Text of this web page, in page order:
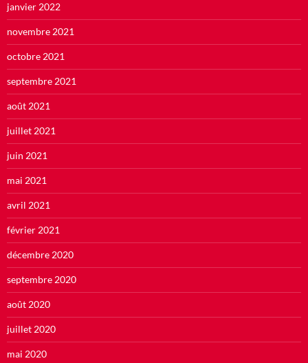
janvier 2022
novembre 2021
octobre 2021
septembre 2021
août 2021
juillet 2021
juin 2021
mai 2021
avril 2021
février 2021
décembre 2020
septembre 2020
août 2020
juillet 2020
mai 2020